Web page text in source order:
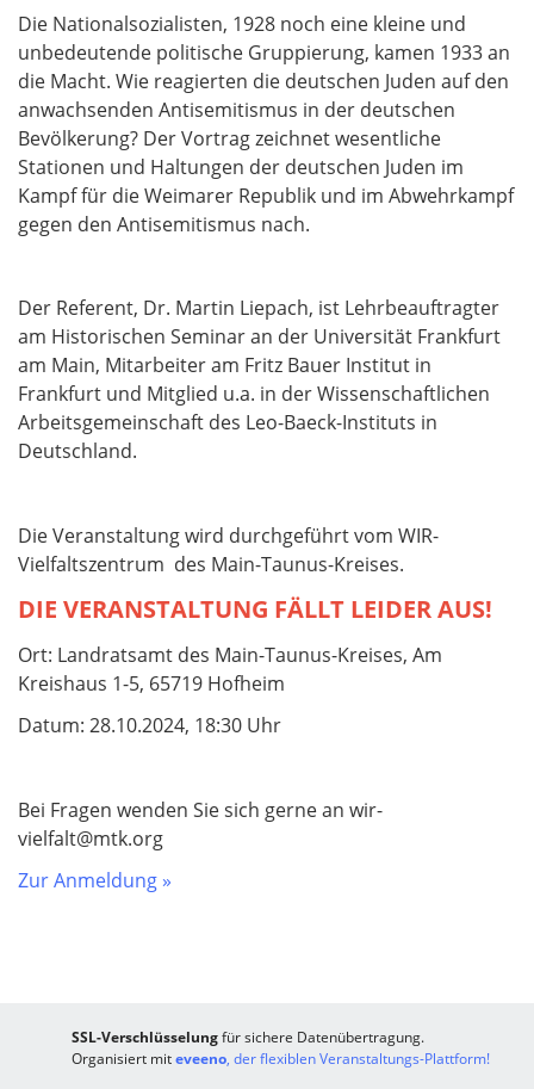
Die Nationalsozialisten, 1928 noch eine kleine und
unbedeutende politische Gruppierung, kamen 1933 an
die Macht. Wie reagierten die deutschen Juden auf den
anwachsenden Antisemitismus in der deutschen
Bevölkerung? Der Vortrag zeichnet wesentliche
Stationen und Haltungen der deutschen Juden im
Kampf für die Weimarer Republik und im Abwehrkampf
gegen den Antisemitismus nach.
Der Referent, Dr. Martin Liepach, ist Lehrbeauftragter
am Historischen Seminar an der Universität Frankfurt
am Main, Mitarbeiter am Fritz Bauer Institut in
Frankfurt und Mitglied u.a. in der Wissenschaftlichen
Arbeitsgemeinschaft des Leo-Baeck-Instituts in
Deutschland.
Die Veranstaltung wird durchgeführt vom WIR-
Vielfaltszentrum des Main-Taunus-Kreises.
DIE VERANSTALTUNG FÄLLT LEIDER AUS!
Ort: Landratsamt des Main-Taunus-Kreises, Am
Kreishaus 1-5, 65719 Hofheim
Datum: 28.10.2024, 18:30 Uhr
Bei Fragen wenden Sie sich gerne an wir-
vielfalt@mtk.org
Zur Anmeldung »
SSL-Verschlüsselungfür sichere Datenübertragung.
Organisiert miteveeno, der flexiblen Veranstaltungs-Plattform!